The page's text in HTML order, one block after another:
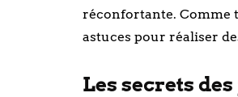
réconfortante. Comme
astuces pour réaliser
Les secrets